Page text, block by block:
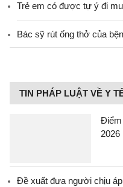
Trẻ em có được tự ý đi
Bác sỹ rút ống thở của
TIN PHÁP LUẬT VỀ Y
Điểm
2026
Đề xuất đưa người chịu